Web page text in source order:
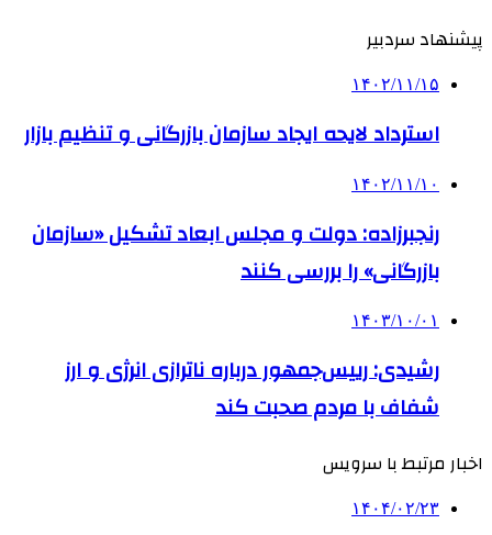
پیشنهاد سردبیر
۱۴۰۲/۱۱/۱۵
استرداد لایحه ایجاد سازمان بازرگانی و تنظیم بازار
۱۴۰۲/۱۱/۱۰
رنجبرزاده: دولت و مجلس ابعاد تشکیل «سازمان
بازرگانی» را بررسی کنند
۱۴۰۳/۱۰/۰۱
رشیدی: رییس‌جمهور درباره ناترازی انرژی و ارز
شفاف با مردم صحبت کند
اخبار مرتبط با سرویس
۱۴۰۴/۰۲/۲۳